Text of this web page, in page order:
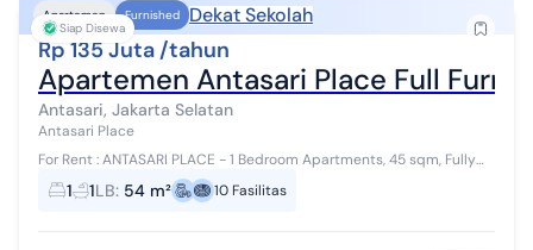
Siap Disewa
Apartemen Furnished Dekat Sekolah
Rp 135 Juta /tahun
Apartemen Antasari Place Full
Antasari, Jakarta Selatan
Antasari Place
For Rent : ANTASARI PLACE - 1 Bedroom Apartments, 45 sqm, Fully
Furnished. Antasari , Jakarta Selatan Apartemen Antasari Place Jl.
Pangeran A...
1 1LB: 54 m² 10 Fasilitas